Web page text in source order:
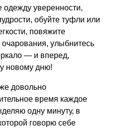
одежду уверенности,
обуйте туфли или
повяжите
очарования, улыбнитесь
— и вперед,
новому дню!
довольно
время каждое
одну минуту, в
говорю себе